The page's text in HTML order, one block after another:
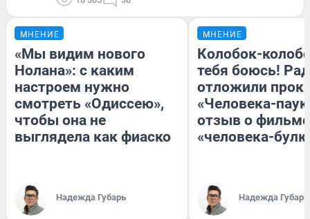
МНЕНИЕ
«Мы видим нового
Нолана»: с каким
настроем нужно
смотреть «Одиссею»,
чтобы она не
выглядела как фиаско
Надежда Губарь
МНЕНИЕ
Колобок-
тебя боюсь!
отложили
«Человека-
отзыв о
«человека-
Надежда Губарь